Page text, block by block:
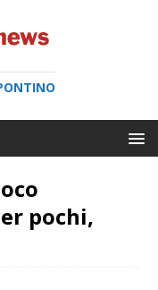
pochi,